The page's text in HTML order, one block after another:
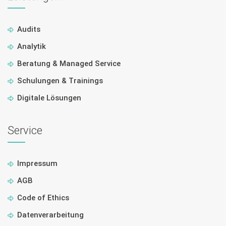
Audits
Analytik
Beratung & Managed Service
Schulungen & Trainings
Digitale Lösungen
Service
Impressum
AGB
Code of Ethics
Datenverarbeitung